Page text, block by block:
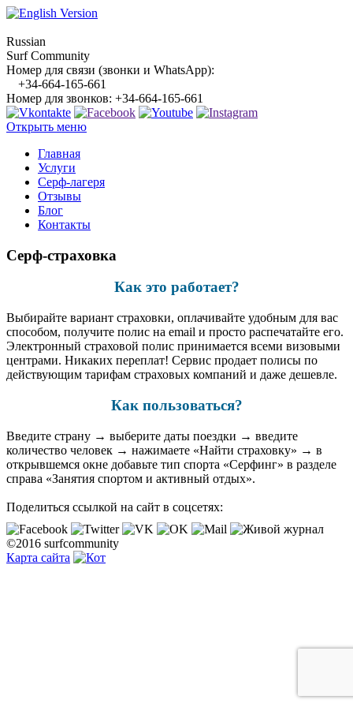
Russian
Surf Community
Номер для связи (звонки и WhatsApp):
+34-664-165-661
Номер для звонков: +34-664-165-661
Открыть меню
Главная
Услуги
Серф-лагеря
Отзывы
Блог
Контакты
Серф-страховка
Как это работает?
Выбирайте вариант страховки, оплачивайте удобным для вас
способом, получите полис на email и просто распечатайте его.
Электронный страховой полис принимается всеми визовыми
центрами. Никаких переплат! Сервис продает полисы по
действующим тарифам страховых компаний и даже дешевле.
Как пользоваться?
Введите страну → выберите даты поездки → введите
количество человек → нажимаете «Найти страховку» → в
открывшемся окне добавьте тип спорта «Серфинг» в разделе
справа «Занятия спортом и активный отдых».
Поделиться ссылкой на сайт в соцсетях:
©2016 surfcommunity
Карта сайта